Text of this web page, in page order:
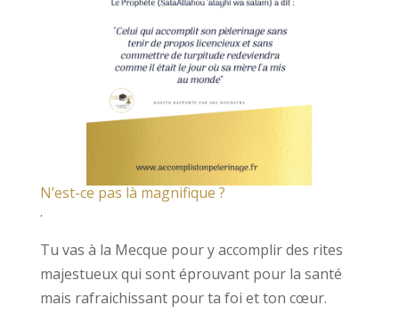
N’est-ce pas là magnifique ?
.
Tu vas à la Mecque pour y accomplir des rites
majestueux qui sont éprouvant pour la santé
mais rafraichissant pour ta foi et ton cœur.